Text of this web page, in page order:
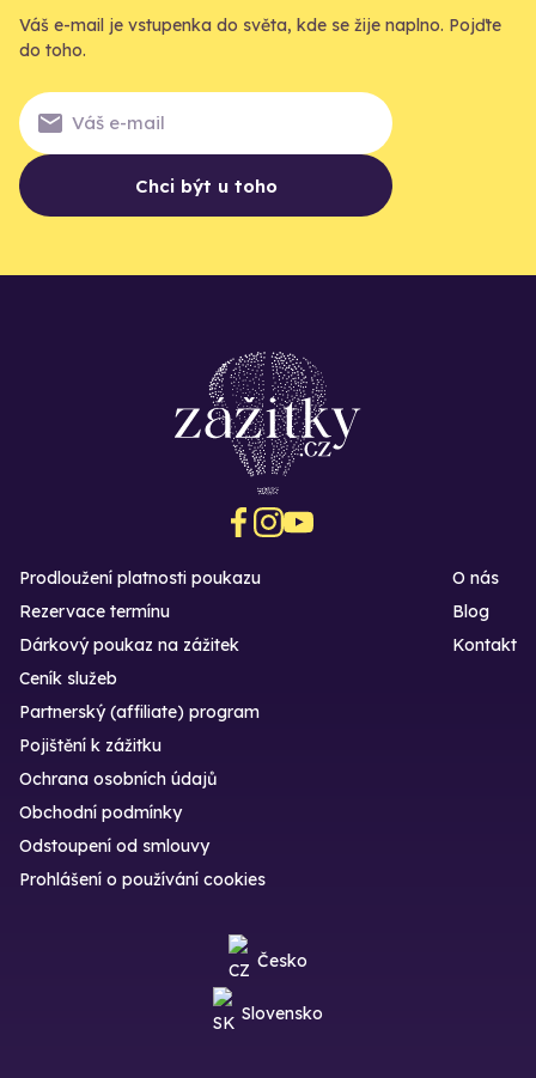
Váš e-mail je vstupenka do světa, kde se žije naplno. Pojďte
do toho.
Chci být u toho
Prodloužení platnosti poukazu
Rezervace termínu
Dárkový poukaz na zážitek
O nás
Blog
Kontakt
Ceník služeb
Partnerský (affiliate) program
Pojištění k zážitku
Ochrana osobních údajů
Obchodní podmínky
Odstoupení od smlouvy
Prohlášení o používání cookies
Česko
Slovensko